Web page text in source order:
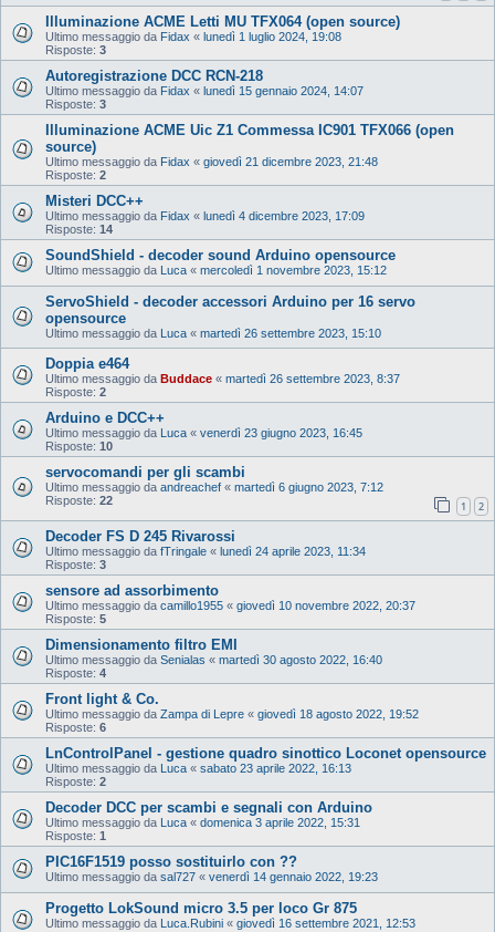
Illuminazione ACME Letti MU TFX064 (open source)
Ultimo messaggio da Fidax « lunedì 1 luglio 2024, 19:08
Risposte: 3
Autoregistrazione DCC RCN-218
Ultimo messaggio da Fidax « lunedì 15 gennaio 2024, 14:07
Risposte: 3
Illuminazione ACME Uic Z1 Commessa IC901 TFX066 (open
source)
Ultimo messaggio da Fidax « giovedì 21 dicembre 2023, 21:48
Risposte: 2
Misteri DCC++
Ultimo messaggio da Fidax « lunedì 4 dicembre 2023, 17:09
Risposte: 14
SoundShield - decoder sound Arduino opensource
Ultimo messaggio da Luca « mercoledì 1 novembre 2023, 15:12
ServoShield - decoder accessori Arduino per 16 servo
opensource
Ultimo messaggio da Luca « martedì 26 settembre 2023, 15:10
Doppia e464
Ultimo messaggio da Buddace « martedì 26 settembre 2023, 8:37
Risposte: 2
Arduino e DCC++
Ultimo messaggio da Luca « venerdì 23 giugno 2023, 16:45
Risposte: 10
servocomandi per gli scambi
Ultimo messaggio da andreachef « martedì 6 giugno 2023, 7:12
Risposte: 22 1 2
Decoder FS D 245 Rivarossi
Ultimo messaggio da fTringale « lunedì 24 aprile 2023, 11:34
Risposte: 3
sensore ad assorbimento
Ultimo messaggio da camillo1955 « giovedì 10 novembre 2022, 20:37
Risposte: 5
Dimensionamento filtro EMI
Ultimo messaggio da Senialas « martedì 30 agosto 2022, 16:40
Risposte: 4
Front light & Co.
Ultimo messaggio da Zampa di Lepre « giovedì 18 agosto 2022, 19:52
Risposte: 6
LnControlPanel - gestione quadro sinottico Loconet opensource
Ultimo messaggio da Luca « sabato 23 aprile 2022, 16:13
Risposte: 2
Decoder DCC per scambi e segnali con Arduino
Ultimo messaggio da Luca « domenica 3 aprile 2022, 15:31
Risposte: 1
PIC16F1519 posso sostituirlo con ??
Ultimo messaggio da sal727 « venerdì 14 gennaio 2022, 19:23
Progetto LokSound micro 3.5 per loco Gr 875
Ultimo messaggio da Luca.Rubini « giovedì 16 settembre 2021, 12:53